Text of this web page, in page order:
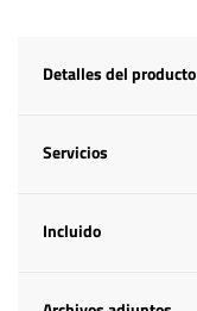
Detalles del producto
Servicios
Incluido